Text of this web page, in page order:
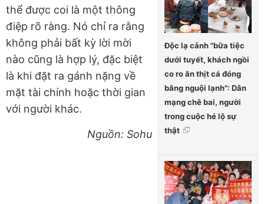
Độc lạ cảnh "bữa tiệc
dưới tuyết, khách ngồi
co ro ăn thịt cá đóng
băng nguội lạnh": Dân
mạng chê bai, người
trong cuộc hé lộ sự
thật
thể được coi là một thông
điệp rõ ràng. Nó chỉ ra rằng
không phải bất kỳ lời mời
nào cũng là hợp lý, đặc biệt
là khi đặt ra gánh nặng về
mặt tài chính hoặc thời gian
với người khác.
Nguồn: Sohu